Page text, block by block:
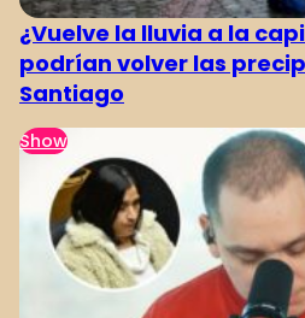
¿Vuelve la lluvia a la
podrían volver las
Santiago
Show